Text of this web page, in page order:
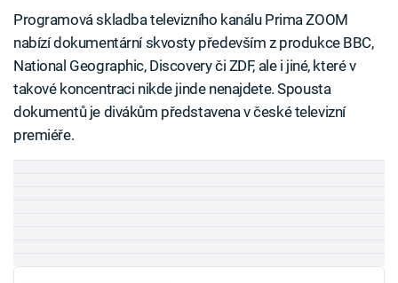
Programová skladba televizního kanálu Prima ZOOM
nabízí dokumentární skvosty především z produkce BBC,
National Geographic, Discovery či ZDF, ale i jiné, které v
takové koncentraci nikde jinde nenajdete. Spousta
dokumentů je divákům představena v české televizní
premiéře.